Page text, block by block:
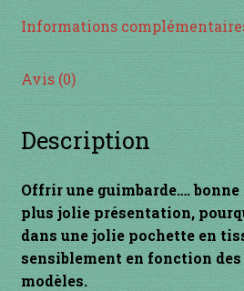
INSTRUMENTS DIVERS
je suis confirmé
je suis débutant
Mon Compte
Newsletter
Informations
Avis (0)
Description
Offrir une guimbarde…. bonne
plus jolie présentation,
dans une jolie pochette en
sensiblement en fonction
modèles.